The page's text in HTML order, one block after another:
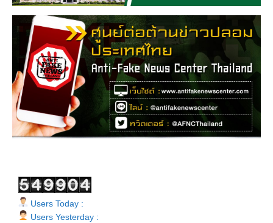
Users Today :
Users Yesterday :